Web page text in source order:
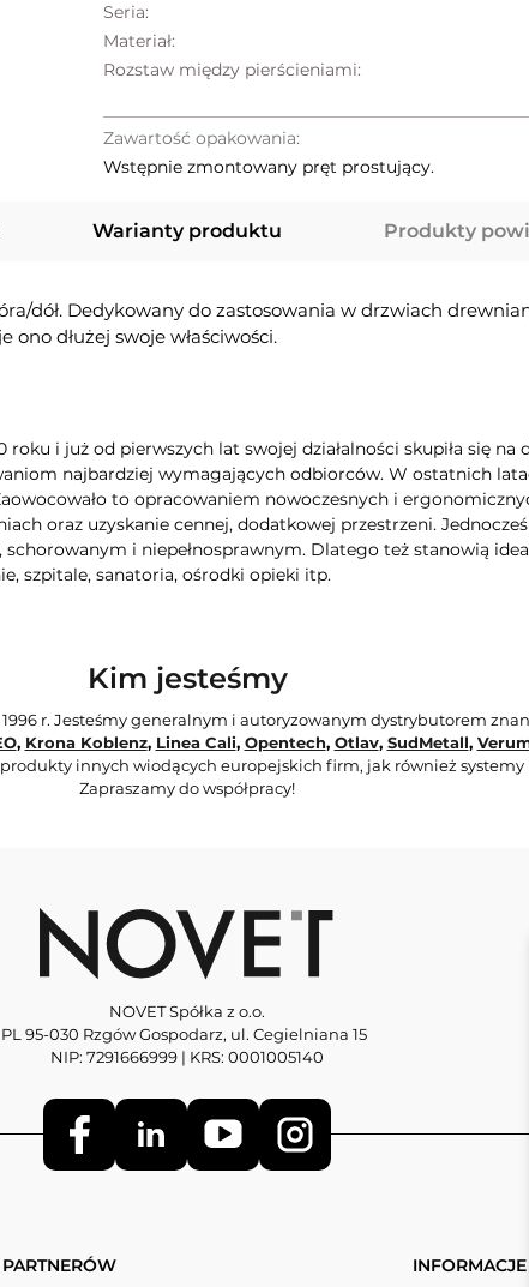
Seria:
Materiał:
Rozstaw między pierścieniami:
Zawartość opakowania:
Wstępnie zmontowany pręt prostujący.
Warianty produktu Produkty
dół. Dedykowany do zastosowania w drzwiach
ono dłużej swoje właściwości.
roku i już od pierwszych lat swojej działalności skupiła się
najbardziej wymagających odbiorców. W ostatnich
to opracowaniem nowoczesnych i
oraz uzyskanie cennej, dodatkowej przestrzeni.
i niepełnosprawnym. Dlatego też stanowią
szpitale, sanatoria, ośrodki opieki itp.
Kim jesteśmy
r. Jesteśmy generalnym i autoryzowanym dystrybutorem
, Krona Koblenz, Linea Cali, Opentech, Otlav, SudMetall,
innych wiodących europejskich firm, jak również
Zapraszamy do współpracy!
NOVET Spółka z o.o.
PL 95-030 Rzgów Gospodarz, ul. Cegielniana 15
NIP: 7291666999 | KRS: 0001005140
INFORMACJE